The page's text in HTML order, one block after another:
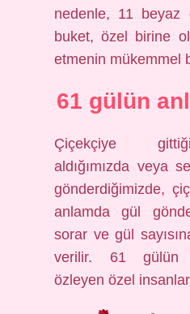
nedenle, 11 beyaz
buket, özel birine
etmenin mükemmel
61 gülün
Çiçekçiye
aldığımızda veya
gönderdiğimizde,
anlamda gül
sorar ve gül
verilir. 61 gülün
özleyen özel